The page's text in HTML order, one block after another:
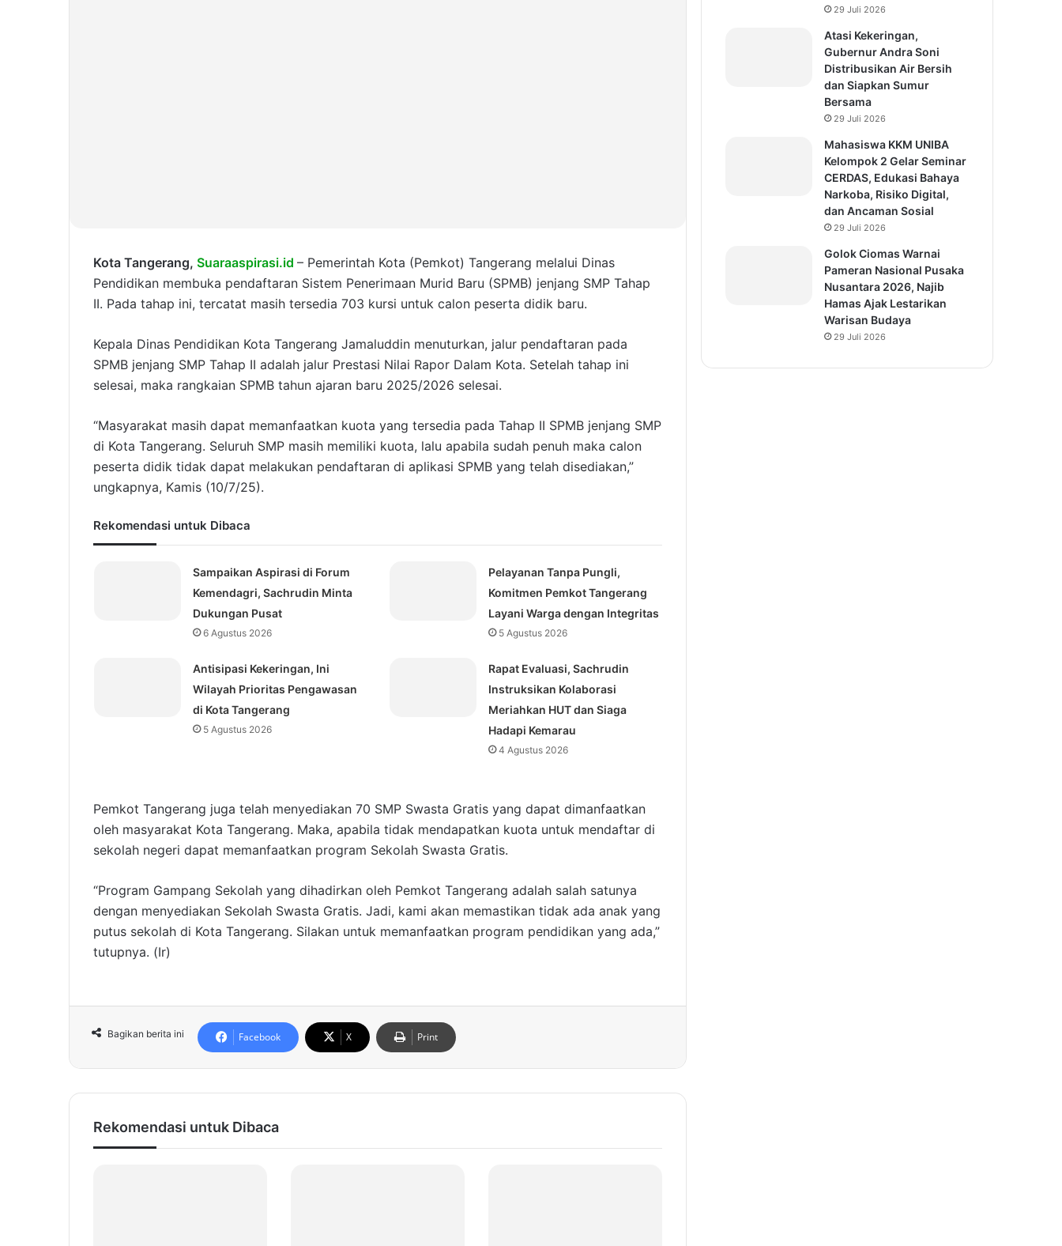
Kota Tangerang, Suaraaspirasi.id – Pemerintah Kota (Pemkot) Tangerang melalui Dinas
Pendidikan membuka pendaftaran Sistem Penerimaan Murid Baru (SPMB) jenjang SMP Tahap
II. Pada tahap ini, tercatat masih tersedia 703 kursi untuk calon peserta didik baru.
Kepala Dinas Pendidikan Kota Tangerang Jamaluddin menuturkan, jalur pendaftaran pada
SPMB jenjang SMP Tahap II adalah jalur Prestasi Nilai Rapor Dalam Kota. Setelah tahap ini
selesai, maka rangkaian SPMB tahun ajaran baru 2025/2026 selesai.
“Masyarakat masih dapat memanfaatkan kuota yang tersedia pada Tahap II SPMB jenjang SMP
di Kota Tangerang. Seluruh SMP masih memiliki kuota, lalu apabila sudah penuh maka calon
peserta didik tidak dapat melakukan pendaftaran di aplikasi SPMB yang telah disediakan,”
ungkapnya, Kamis (10/7/25).
Rekomendasi untuk Dibaca
Sampaikan Aspirasi di Forum
Kemendagri, Sachrudin Minta
Dukungan Pusat
6 Agustus 2026
Pelayanan Tanpa Pungli,
Komitmen Pemkot Tangerang
Layani Warga dengan Integritas
5 Agustus 2026
Antisipasi Kekeringan, Ini
Wilayah Prioritas Pengawasan
di Kota Tangerang
5 Agustus 2026
Rapat Evaluasi, Sachrudin
Instruksikan Kolaborasi
Meriahkan HUT dan Siaga
Hadapi Kemarau
4 Agustus 2026
Pemkot Tangerang juga telah menyediakan 70 SMP Swasta Gratis yang dapat dimanfaatkan
oleh masyarakat Kota Tangerang. Maka, apabila tidak mendapatkan kuota untuk mendaftar di
sekolah negeri dapat memanfaatkan program Sekolah Swasta Gratis.
“Program Gampang Sekolah yang dihadirkan oleh Pemkot Tangerang adalah salah satunya
dengan menyediakan Sekolah Swasta Gratis. Jadi, kami akan memastikan tidak ada anak yang
putus sekolah di Kota Tangerang. Silakan untuk memanfaatkan program pendidikan yang ada,”
tutupnya. (Ir)
Bagikan berita ini Facebook X Print
Rekomendasi untuk Dibaca
29 Juli 2026
Atasi Kekeringan,
Gubernur Andra Soni
Distribusikan Air Bersih
dan Siapkan Sumur
Bersama
29 Juli 2026
Mahasiswa KKM UNIBA
Kelompok 2 Gelar Seminar
CERDAS, Edukasi Bahaya
Narkoba, Risiko Digital,
dan Ancaman Sosial
29 Juli 2026
Golok Ciomas Warnai
Pameran Nasional Pusaka
Nusantara 2026, Najib
Hamas Ajak Lestarikan
Warisan Budaya
29 Juli 2026